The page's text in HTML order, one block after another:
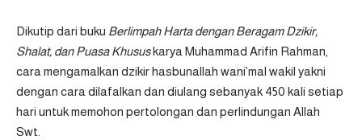
Dikutip dari buku Berlimpah Harta dengan Beragam Dzikir,
Shalat, dan Puasa Khususkarya Muhammad Arifin Rahman,
cara mengamalkan dzikir hasbunallah wani’mal wakil yakni
dengan cara dilafalkan dan diulang sebanyak 450 kali setiap
hari untuk memohon pertolongan dan perlindungan Allah
Swt.